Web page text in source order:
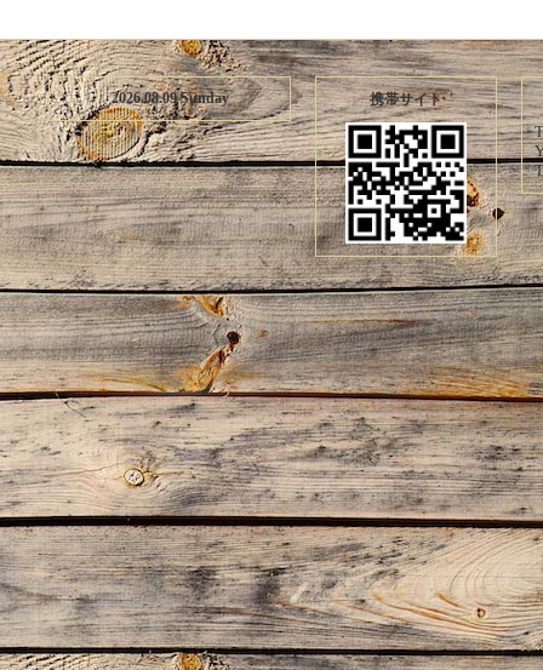
2026.08.09 Sunday 携帯サイト